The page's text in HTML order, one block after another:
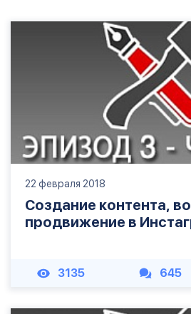
22 февраля 2018
Создание контента,
продвижение в
3135 645